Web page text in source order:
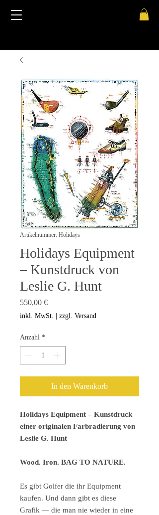
Artikelnummer: Holidays
Holidays Equipment
– Kunstdruck von
Leslie G. Hunt
550,00 €Preis
inkl. MwSt. zzgl. Versand
Anzahl *
In den Warenkorb
Holidays Equipment – Kunstdruck
einer originalen Farbradierung von
Leslie G. Hunt
Wood. Iron. BAG TO NATURE.
Es gibt Golfer die ihr Equipment
kaufen. Und dann gibt es diese
Grafik — die man nie wieder in eine